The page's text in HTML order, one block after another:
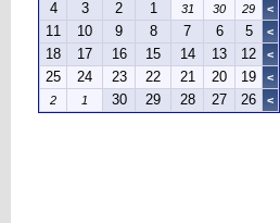
>
29
30
31
1
2
3
4
>
5
6
7
8
9
10
11
>
12
13
14
15
16
17
18
>
19
20
21
22
23
24
25
>
26
27
28
29
30
1
2